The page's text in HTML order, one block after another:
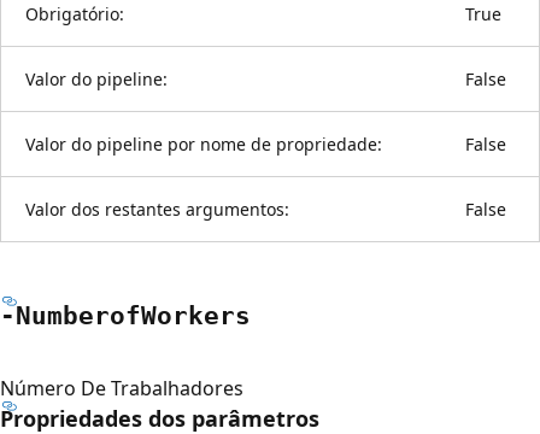
Obrigatório: True
Valor do pipeline: False
Valor do pipeline por nome de propriedade: False
Valor dos restantes argumentos: False
-NumberofWorkers
Número De Trabalhadores
Propriedades dos parâmetros